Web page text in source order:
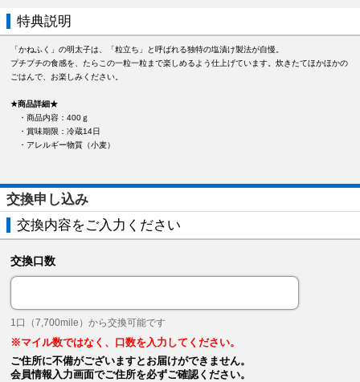
特典説明
「かねふく」の明太子は、「粒立ち」と呼ばれる独特の塩漬け製法が自慢。
プチプチの食感を、たらこの一粒一粒まで楽しめるよう仕上げています。炊きたてほかほかの
ごはんで、お楽しみください。
★商品詳細★
・商品内容：400ｇ
・賞味期限：冷蔵14日
・アレルギー物質（小麦）
交換申し込み
交換内容をご入力ください
交換口数
1口（7,700mile）から交換可能です
※マイル数ではなく、口数を入力してください。
ご住所に不備がございますとお届けができません。
会員情報入力画面でご住所を必ずご確認ください。